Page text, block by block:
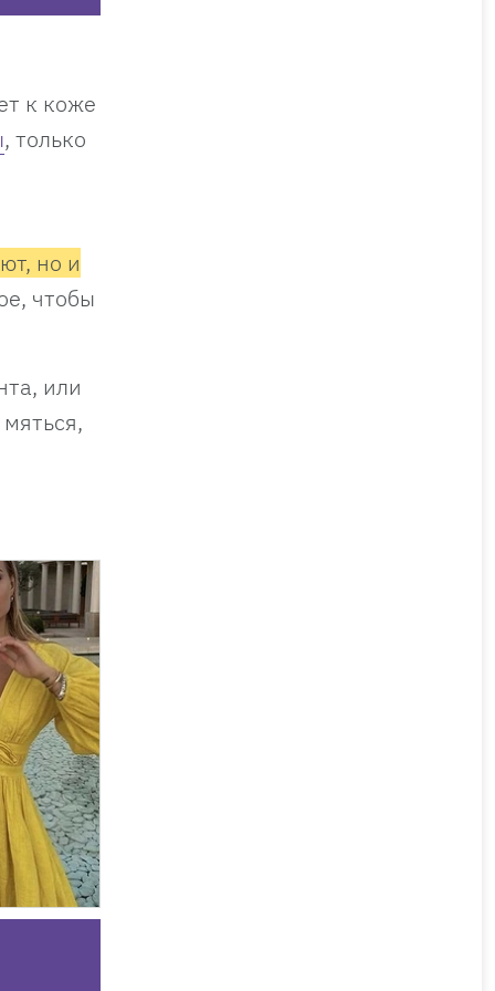
к коже
, только
но и
чтобы
или